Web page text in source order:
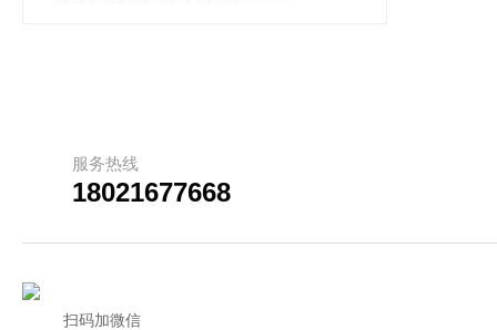
服务热线
18021677668
扫码加微信